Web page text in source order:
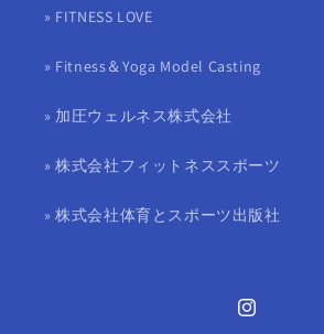
» FITNESS LOVE
» Fitness＆Yoga Model Casting
» 加圧ウェルネス株式会社
» 株式会社フィットネススポーツ
» 株式会社体育とスポーツ出版社
Instagram